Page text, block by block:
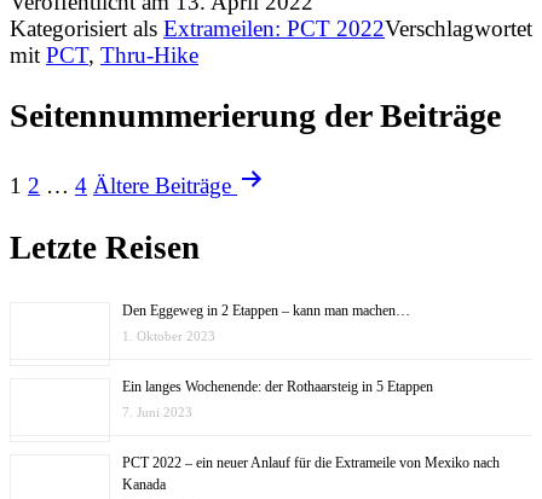
Kategorisiert als Extrameilen: PCT 2022Verschlagwortet
mit PCT, Thru-Hike
Seitennummerierung der Beiträge
1 2 … 4 Ältere Beiträge
Letzte Reisen
Den Eggeweg in 2 Etappen – kann man machen…
1. Oktober 2023
Ein langes Wochenende: der Rothaarsteig in 5 Etappen
7. Juni 2023
PCT 2022 – ein neuer Anlauf für die Extrameile von Mexiko nach
Kanada